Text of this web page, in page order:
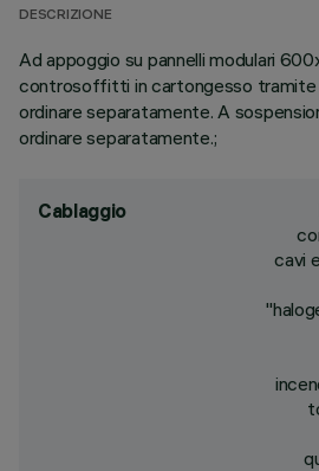
DESCRIZIONE
Ad appoggio su pannelli modulari
controsoffitti in cartongesso tramite
ordinare separatamente. A
ordinare separatamente.;
Cablaggio
cavi